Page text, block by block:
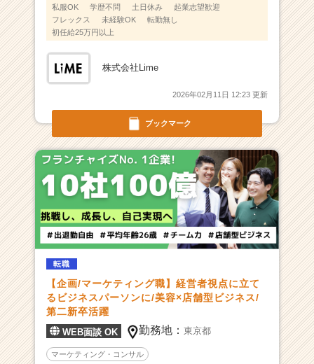
ブックマーク
私服OK 学歴不問 土日休み
起業志望歓迎
フレックス
未経験OK
転勤無し
初任給25万円以上
株式会社Lime
2026年02月11日 12:23 更新
転職
【企画/マーケティング職】経営者視点に立て
るビジネスパーソンに/美容×店舗型ビジネス/
第二新卒活躍
WEB面談 OK 勤務地：東京都
マーケティング・コンサル